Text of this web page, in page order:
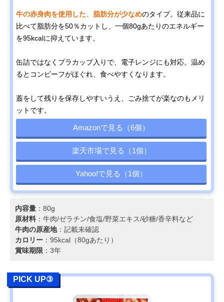
牛の赤身肉を使用した、脂肪分が少なめのタイプ。従来品に
比べて脂肪分を50％カットし、一個80gあたりのエネルギー
を95kcalに抑えています。
缶詰ではなくプラカップ入りで、電子レンジにも対応。温め
るとコンビーフがほぐれ、食べやすくなります。
蓋をして残りを保存しやすいうえ、ごみ捨てが楽なのもメリ
ットです。
Amazonで見る（6個）
楽天市場で見る（1個）
Yahoo!で見る（1個）
内容量 ：80g
原材料 ：牛肉/ゼラチン/食塩/野菜エキス/砂糖/香辛料など
牛肉の原産地：記載未確認
カロリー ：95kcal（80gあたり）
賞味期限 ：3年
PICK UP③